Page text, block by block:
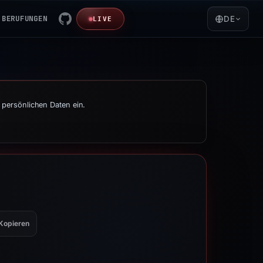
BERUFUNGEN LIVE DE
Daten ein.